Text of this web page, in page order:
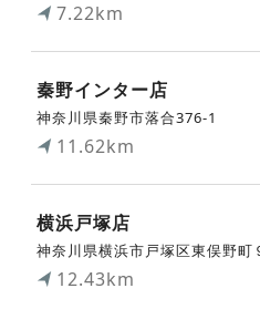
7.22km
秦野インター店
神奈川県秦野市落合376-1
11.62km
横浜戸塚店
神奈川県横浜市戸塚区東俣野町
12.43km